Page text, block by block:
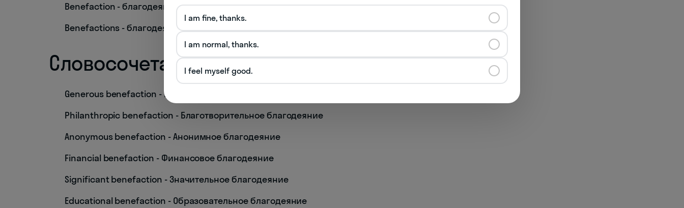
Benefaction - благодеяние
Benefactions - благодеяния
Словосочетания
Generous benefaction - Щедрое благодеяние
Philanthropic benefaction - Благотворительное благодеяние
Anonymous benefaction - Анонимное благодеяние
Financial benefaction - Финансовое благодеяние
Significant benefaction - Значительное благодеяние
Educational benefaction - Образовательное благодеяние
I am fine, thanks.
I am normal, thanks.
I feel myself good.